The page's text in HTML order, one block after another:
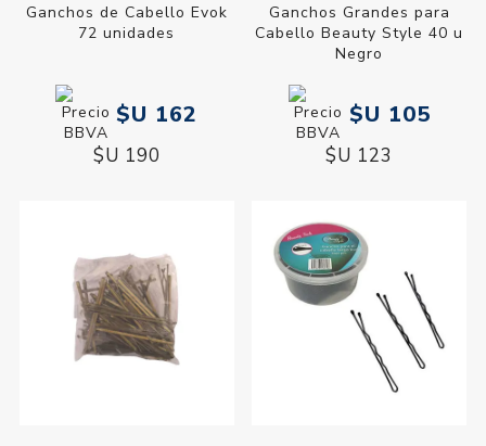
Ganchos de Cabello Evok
72 unidades
$U 162
$U 190
Ganchos Grandes para
Cabello Beauty Style 40 u
Negro
$U 105
$U 123